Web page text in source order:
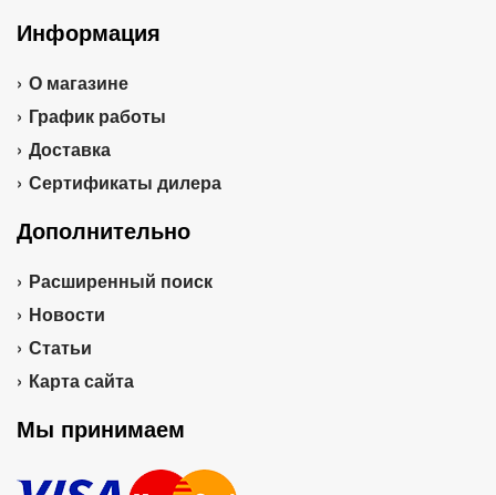
Информация
О магазине
График работы
Доставка
Сертификаты дилера
Дополнительно
Расширенный поиск
Новости
Статьи
Карта сайта
Мы принимаем